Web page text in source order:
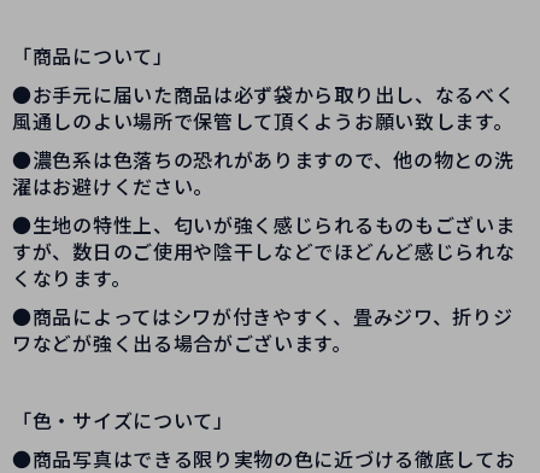
「商品について」
●お手元に届いた商品は必ず袋から取り出し、なるべく
風通しのよい場所で保管して頂くようお願い致します。
●濃色系は色落ちの恐れがありますので、他の物との洗
濯はお避けください。
●生地の特性上、匂いが強く感じられるものもございま
すが、数日のご使用や陰干しなどでほどんど感じられな
くなります。
●商品によってはシワが付きやすく、畳みジワ、折りジ
ワなどが強く出る場合がございます。
「色・サイズについて」
●商品写真はできる限り実物の色に近づける徹底してお